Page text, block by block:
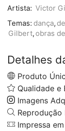
Artista: Victor
Temas: dança,
Gilbert, obras
Detalhes
Produto
Qualidade e
Imagens
Reprodução
Impressa em